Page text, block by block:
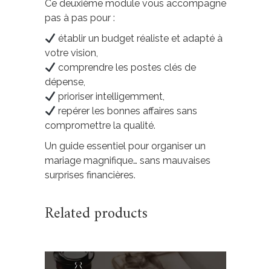
Ce deuxième module vous accompagne
pas à pas pour :
établir un budget réaliste et adapté à
votre vision,
comprendre les postes clés de
dépense,
prioriser intelligemment,
repérer les bonnes affaires sans
compromettre la qualité.
Un guide essentiel pour organiser un
mariage magnifique… sans mauvaises
surprises financières.
Related products